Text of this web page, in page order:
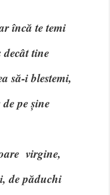
încă te temi
tine
să-i blestemi,
pe șine
virgine,
de păduchi